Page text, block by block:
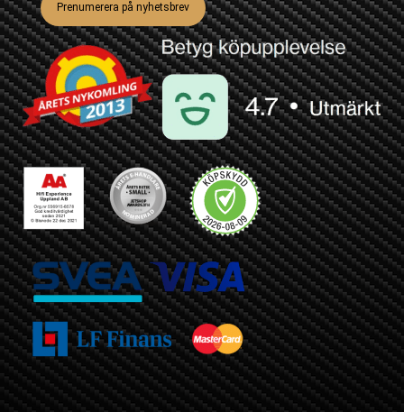
Prenumerera på nyhetsbrev